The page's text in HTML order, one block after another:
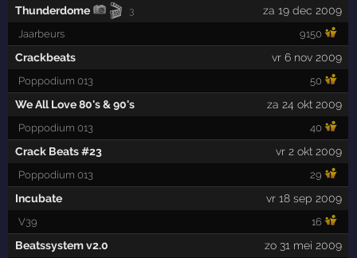
Thunderdome 🎬 3 za 19 dec 2009
Jaarbeurs 9150
Crackbeats vr 6 nov 2009
Poppodium 013 50
We All Love 80's & 90's za 24 okt 2009
Poppodium 013 40
Crack Beats #23 vr 2 okt 2009
Poppodium 013 29
Incubate vr 18 sep 2009
V39 16
Beatssystem v2.0 zo 31 mei 2009